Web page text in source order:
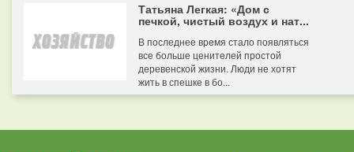
Татьяна Легкая: «Дом с
печкой, чистый воздух и нат...
В последнее время стало появляться
все больше ценителей простой
деревенской жизни. Люди не хотят
жить в спешке в бо...